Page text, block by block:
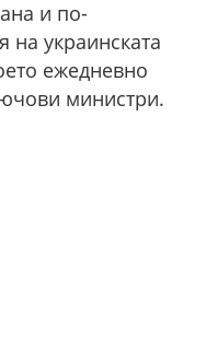
и по-
на украинската
ежедневно
министри.